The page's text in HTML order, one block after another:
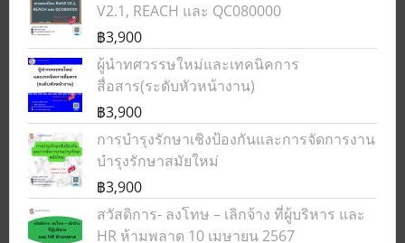
V2.1, REACH และ QC080000
฿3,900
ผู้นำทศวรรษใหม่และเทคนิคการ
สื่อสาร(ระดับหัวหน้างาน)
฿3,900
การบำรุงรักษาเชิงป้องกันและการจัดการงาน
บำรุงรักษาสมัยใหม่
฿3,900
สวัสดิการ- ลงโทษ – เลิกจ้าง ที่ผู้บริหาร และ
HR ห้ามพลาด 10 เมษายน 2567